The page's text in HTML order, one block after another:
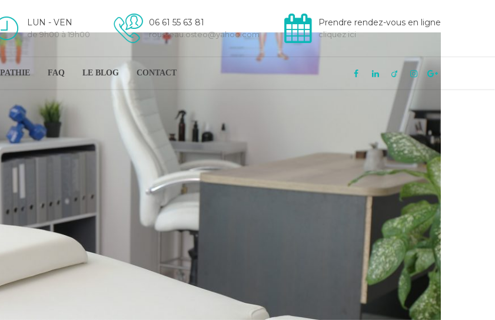
LUN - VEN
de 9h00 à 19h00
06 61 55 63 81
rousseau.osteo@yahoo.com
Prendre rendez-vous en ligne
cliquez ici
FAQ LE BLOG CONTACT